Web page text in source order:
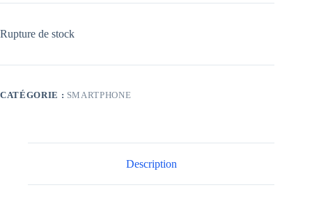
Rupture de stock
CATÉGORIE : SMARTPHONE
Description